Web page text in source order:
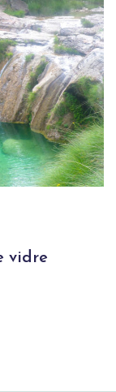
vidre